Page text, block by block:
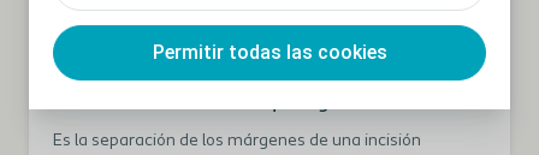
Permitir todas las cookies
Las Rutas por tipo de herida
Es la separación de los márgenes de una incisión